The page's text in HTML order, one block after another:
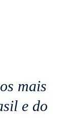
mais
e do